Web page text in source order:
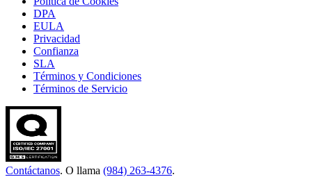
DPA
EULA
Privacidad
Confianza
SLA
Términos y Condiciones
Términos de Servicio
Contáctanos. O llama (984) 263-4376.